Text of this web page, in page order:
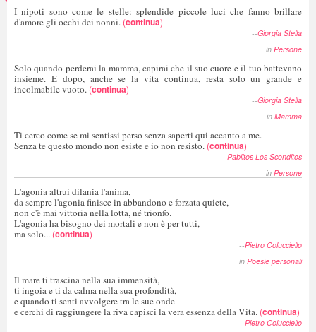
I nipoti sono come le stelle: splendide piccole luci che fanno brillare
d'amore gli occhi dei nonni. (continua)
--Giorgia Stella
in Persone
Solo quando perderai la mamma, capirai che il suo cuore e il tuo battevano
insieme. E dopo, anche se la vita continua, resta solo un grande e
incolmabile vuoto. (continua)
--Giorgia Stella
in Mamma
Ti cerco come se mi sentissi perso senza saperti qui accanto a me.
Senza te questo mondo non esiste e io non resisto. (continua)
--Pablitos Los Sconditos
in Persone
L'agonia altrui dilania l'anima,
da sempre l'agonia finisce in abbandono e forzata quiete,
non c'è mai vittoria nella lotta, né trionfo.
L'agonia ha bisogno dei mortali e non è per tutti,
ma solo... (continua)
--Pietro Colucciello
in Poesie personali
Il mare ti trascina nella sua immensità,
ti ingoia e ti da calma nella sua profondità,
e quando ti senti avvolgere tra le sue onde
e cerchi di raggiungere la riva capisci la vera essenza della Vita. (continua)
--Pietro Colucciello